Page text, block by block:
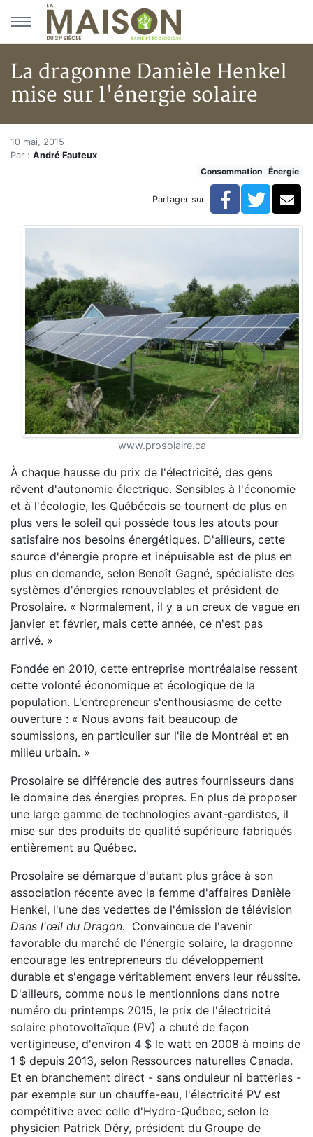
Aller au menu principal
Aller au contenu principal
La dragonne Danièle Henkel
mise sur l'énergie solaire
Accueil
Articles
La dragonne Danièle Henkel mise sur l'énergie solaire
La dragonne Danièle Henkel
10 mai, 2015
Par : André Fauteux
Consommation
Énergie
Partager sur Facebook
www.prosolaire.ca
À chaque hausse du prix de l'électricité, des gens
rêvent d'autonomie électrique. Sensibles à l'économie
et à l'écologie, les Québécois se tournent de plus en
plus vers le soleil qui possède tous les atouts pour
satisfaire nos besoins énergétiques. D'ailleurs, cette
source d'énergie propre et inépuisable est de plus en
plus en demande, selon Benoît Gagné, spécialiste des
systèmes d'énergies renouvelables et président de
Prosolaire. « Normalement, il y a un creux de vague en
janvier et février, mais cette année, ce n'est pas
arrivé. »
Fondée en 2010, cette entreprise montréalaise ressent
cette volonté économique et écologique de la
population. L'entrepreneur s'enthousiasme de cette
ouverture : « Nous avons fait beaucoup de
soumissions, en particulier sur l'île de Montréal et en
milieu urbain. »
Prosolaire se différencie des autres fournisseurs dans
le domaine des énergies propres. En plus de proposer
une large gamme de technologies avant-gardistes, il
mise sur des produits de qualité supérieure fabriqués
entièrement au Québec.
Prosolaire se démarque d'autant plus grâce à son
association récente avec la femme d'affaires Danièle
Henkel, l'une des vedettes de l'émission de télévision
Dans l'œil du Dragon. Convaincue de l'avenir
favorable du marché de l'énergie solaire, la dragonne
encourage les entrepreneurs du développement
durable et s'engage véritablement envers leur réussite.
D'ailleurs, comme nous le mentionnions dans notre
numéro du printemps 2015, le prix de l'électricité
solaire photovoltaïque (PV) a chuté de façon
vertigineuse, d'environ 4 $ le watt en 2008 à moins de
1 $ depuis 2013, selon Ressources naturelles Canada.
Et en branchement direct - sans onduleur ni batteries -
par exemple sur un chauffe-eau, l'électricité PV est
compétitive avec celle d'Hydro-Québec, selon le
physicien Patrick Déry, président du Groupe de